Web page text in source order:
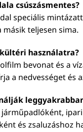
csúszásmentes?
speciális
másik teljesen sima.
használatra?
bevonat és a
a nedvességet és
járműpadlóként, ipari
és zsaluzáshoz